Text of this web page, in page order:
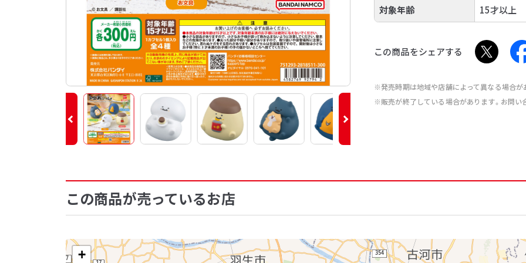
対象年齢 15才以上
この商品をシェアする
※発売時期は地域や店舗によって異なる場合が
※販売が終了している場合があります。お問い
この商品が売っているお店
+